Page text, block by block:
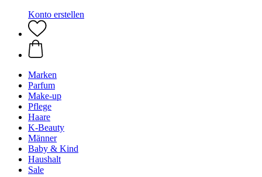
Konto erstellen
Marken
Parfum
Make-up
Pflege
Haare
K-Beauty
Männer
Baby & Kind
Haushalt
Sale